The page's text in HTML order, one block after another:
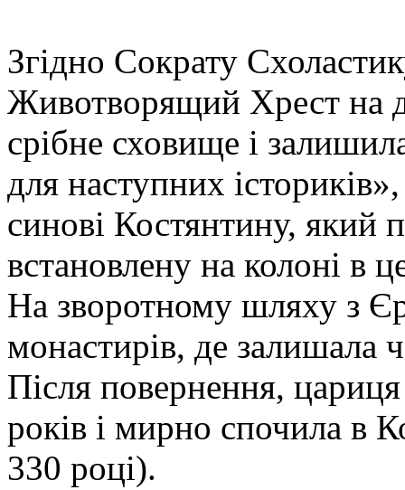
Згідно Сократу
Животворящий Хрест на
срібне сховище і
для наступних
синові Костянтину, який
встановлену на колоні в
На зворотному шляху з
монастирів, де залишала
Після повернення,
років і мирно спочила в
330 році).